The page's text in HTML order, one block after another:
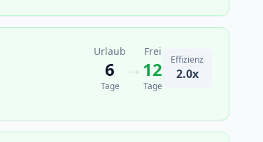
Urlaub
6
Tage
→
Frei
12
Tage
Effizienz
2.0x